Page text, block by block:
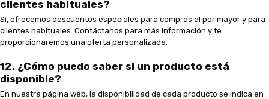
clientes habituales?
Sí, ofrecemos descuentos especiales para compras al por mayor y para
clientes habituales. Contáctanos para más información y te
proporcionaremos una oferta personalizada.
12. ¿Cómo puedo saber si un producto está
disponible?
En nuestra página web, la disponibilidad de cada producto se indica en